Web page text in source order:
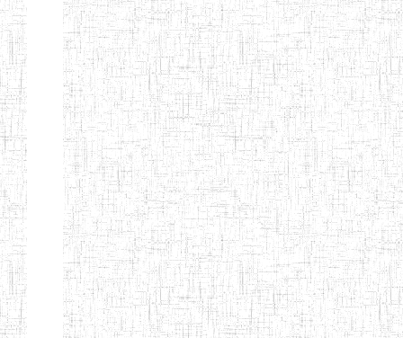
ENIET LE
NORMALIEN
CITOYEN
30/10/2014 ENIET
ENIEG PRIVEE
L'ARCHE DES
PHOTONS
04/08/2010 ENIEG
ECOLE DE
FORMATION
DES
INSTITUTEURS
30/11/2004 ENIEG